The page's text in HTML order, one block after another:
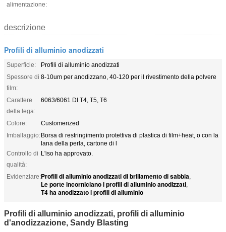
alimentazione:
descrizione
Profili di alluminio anodizzati
Superficie:
Profili di alluminio anodizzati
Spessore di
film:
8-10um per anodizzano, 40-120 per il rivestimento della polvere
Carattere
della lega:
6063/6061 DI T4, T5, T6
Colore:
Customerized
Imballaggio:Borsa di restringimento protettiva di plastica di film+heat, o con la
lana della perla, cartone di l
Controllo di
qualità:
L'iso ha approvato.
Evidenziare:Profili di alluminio anodizzati di brillamento di sabbia,
Le porte incorniciano i profili di alluminio anodizzati,
T4 ha anodizzato i profili di alluminio
Profili di alluminio anodizzati, profili di alluminio
d'anodizzazione, Sandy Blasting